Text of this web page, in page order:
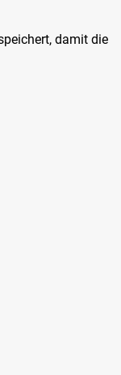
damit die